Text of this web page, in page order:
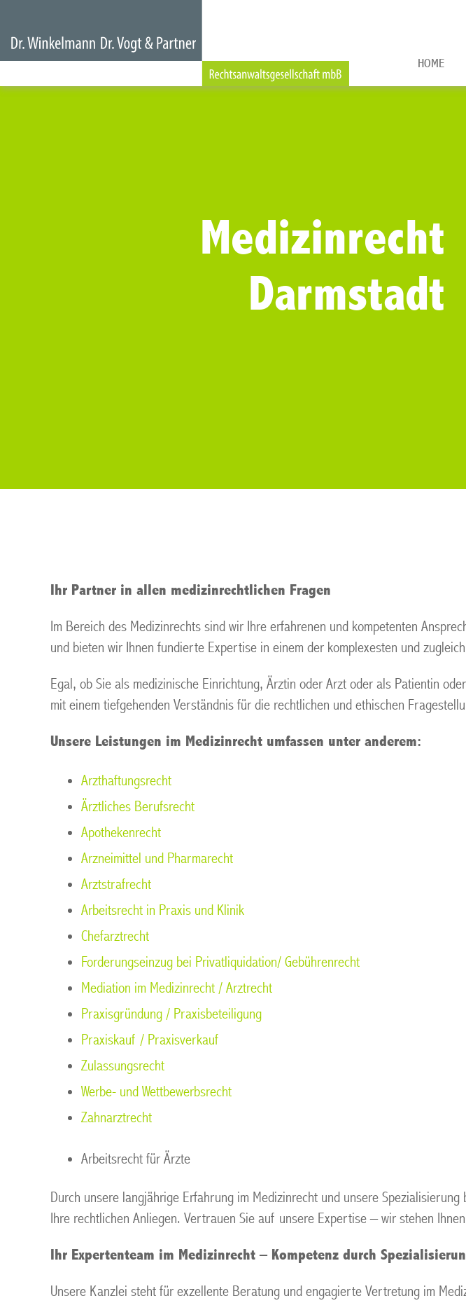
HOME
Medizinrecht
Darmstadt
Ihr Partner in allen medizinrechtlichen Fragen
Im Bereich des Medizinrechts sind wir Ihre erfahrenen und kompetenten
und bieten wir Ihnen fundierte Expertise in einem der komplexesten und
Egal, ob Sie als medizinische Einrichtung, Ärztin oder Arzt oder als Patientin
mit einem tiefgehenden Verständnis für die rechtlichen und ethischen
Unsere Leistungen im Medizinrecht umfassen unter anderem:
Arzthaftungsrecht
Ärztliches Berufsrecht
Apothekenrecht
Arzneimittel und Pharmarecht
Arztstrafrecht
Arbeitsrecht in Praxis und Klinik
Chefarztrecht
Forderungseinzug bei Privatliquidation/ Gebührenrecht
Mediation im Medizinrecht / Arztrecht
Praxisgründung / Praxisbeteiligung
Praxiskauf / Praxisverkauf
Zulassungsrecht
Werbe- und Wettbewerbsrecht
Zahnarztrecht
Arbeitsrecht für Ärzte
Durch unsere langjährige Erfahrung im Medizinrecht und unsere
Ihre rechtlichen Anliegen. Vertrauen Sie auf unsere Expertise – wir stehen
Ihr Expertenteam im Medizinrecht – Kompetenz durch
Unsere Kanzlei steht für exzellente Beratung und engagierte Vertretung im